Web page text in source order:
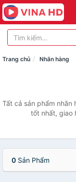
Trang chủ Nhãn hàng
Tất cả sản phẩm nhãn
tốt nhất, giao
0 Sản Phẩm